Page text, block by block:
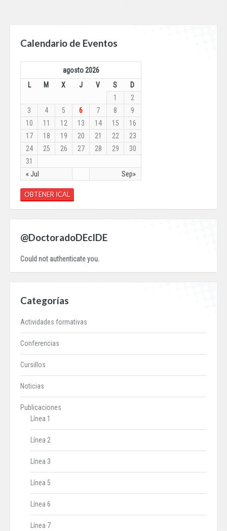
Calendario de Eventos
agosto 2026
L
M X J V S D
« Jul Sep»
1
2
3
4 5 6 7 8
9
10
11 12 13 14 15
16
17
18 19 20 21 22
23
24
25 26 27 28 29
30
31
OBTENER ICAL
@DoctoradoDEcIDE
Could not authenticate you.
Categorías
Actividades formativas
Conferencias
Cursillos
Noticias
Publicaciones
Línea 1
Línea 2
Línea 3
Línea 5
Línea 6
Línea 7